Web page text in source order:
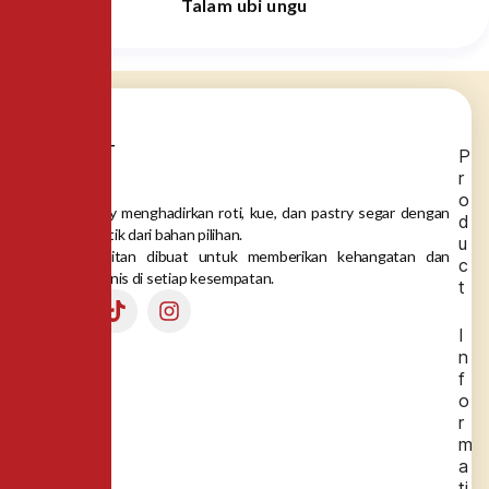
Talam ubi ungu
Dea Bakery menghadirkan roti, kue, dan pastry segar dengan
rasa autentik dari bahan pilihan.
Setiap gigitan dibuat untuk memberikan kehangatan dan
momen manis di setiap kesempatan.
P
r
o
d
u
c
t
I
n
f
o
r
m
a